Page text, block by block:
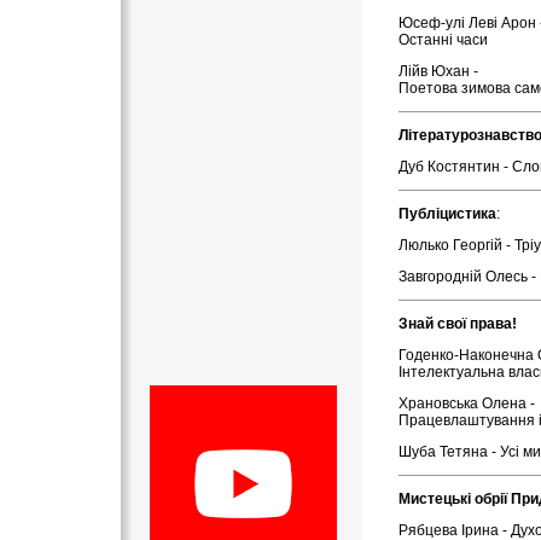
Юсеф-улі Леві Арон
Останні часи
Лійв Юхан -
Поетова зимова
Дуб Костянтин -
Публіцистика:
Люлько Георгій -
Завгородній Олесь -
Знай свої права!
Годенко-Наконечна
Інтелектуальна
Храновська Олена -
Працевлаштування
Шуба Тетяна - Усі
Мистецькі обрії
Рябцева Ірина -